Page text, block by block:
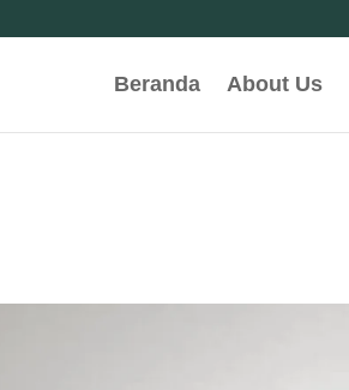
Beranda About Us